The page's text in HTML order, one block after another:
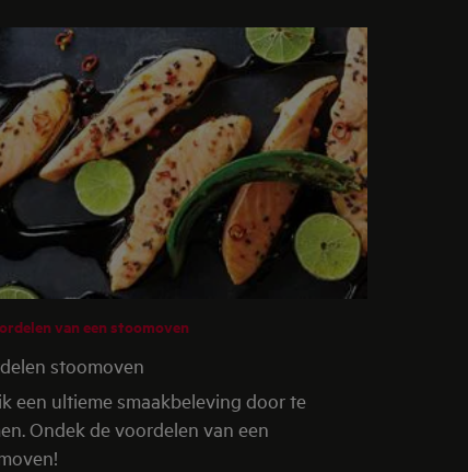
van een stoomoven
stoomoven
een ultieme smaakbeleving door te
Ondek de voordelen van een